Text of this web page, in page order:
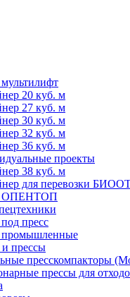
20 куб. м
27 куб. м
30 куб. м
32 куб. м
36 куб. м
проекты
38 куб. м
для перевозки
ОПЕНТОП
пресс
промышленные
прессы
пресскомпакторы
прессы для